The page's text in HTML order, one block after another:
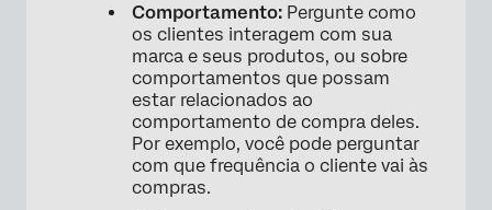
×
Comportamento: Pergunte como
os clientes interagem com sua
marca e seus produtos, ou sobre
comportamentos que possam
estar relacionados ao
comportamento de compra deles.
Por exemplo, você pode perguntar
com que frequência o cliente vai às
compras.